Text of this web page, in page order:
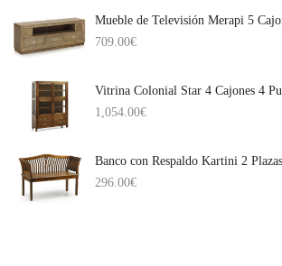
Mueble de Televisión Merapi 5
709.00€
Vitrina Colonial Star 4 Cajones 4
1,054.00€
Banco con Respaldo Kartini 2 Plazas
296.00€